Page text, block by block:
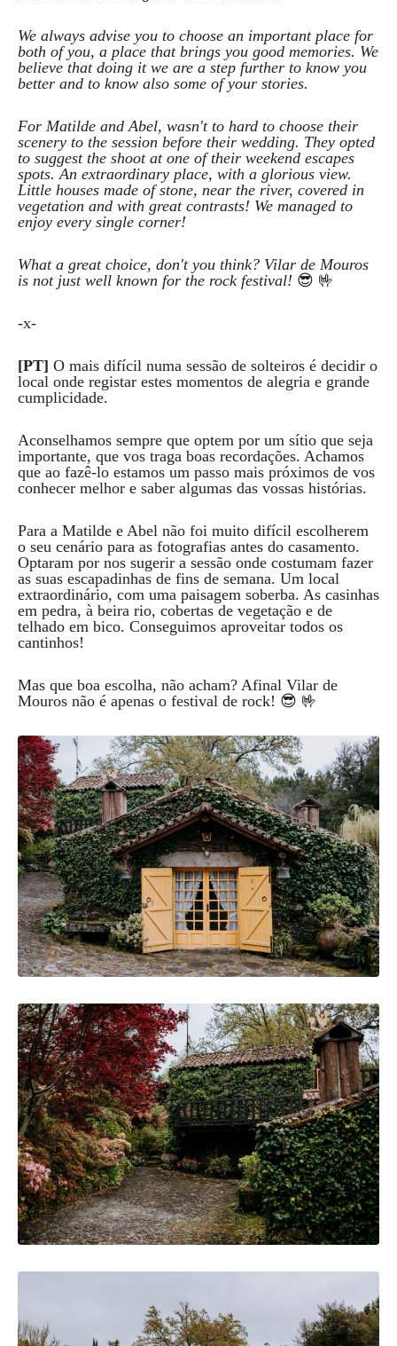
We always advise you to choose an important place for
both of you, a place that brings you good memories. We
believe that doing it we are a step further to know you
better and to know also some of your stories.
For Matilde and Abel, wasn't to hard to choose their
scenery to the session before their wedding. They opted
to suggest the shoot at one of their weekend escapes
spots. An extraordinary place, with a glorious view.
Little houses made of stone, near the river, covered in
vegetation and with great contrasts! We managed to
enjoy every single corner!
What a great choice, don't you think? Vilar de Mouros
is not just well known for the rock festival! 😎 🤟
-x-
[PT] O mais difícil numa sessão de solteiros é decidir o
local onde registar estes momentos de alegria e grande
cumplicidade.
Aconselhamos sempre que optem por um sítio que seja
importante, que vos traga boas recordações. Achamos
que ao fazê-lo estamos um passo mais próximos de vos
conhecer melhor e saber algumas das vossas histórias.
Para a Matilde e Abel não foi muito difícil escolherem
o seu cenário para as fotografias antes do casamento.
Optaram por nos sugerir a sessão onde costumam fazer
as suas escapadinhas de fins de semana. Um local
extraordinário, com uma paisagem soberba. As casinhas
em pedra, à beira rio, cobertas de vegetação e de
telhado em bico. Conseguimos aproveitar todos os
cantinhos!
Mas que boa escolha, não acham? Afinal Vilar de
Mouros não é apenas o festival de rock! 😎 🤟